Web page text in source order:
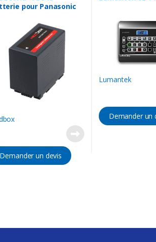
pour Panasonic
Demander un devis
Lumantek
Demander un